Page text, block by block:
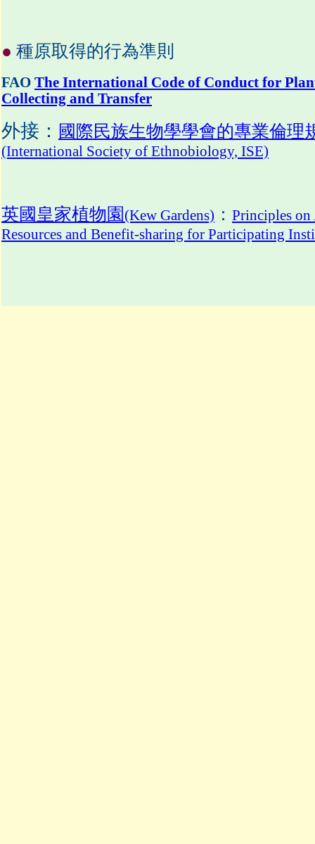
● 種原取得的行為準則
FAO The International Code of Conduct for
Collecting and Transfer
外接： 國際民族生物學學會的專業倫理
(International Society of Ethnobiology, ISE)
英國皇家植物園 (Kew Gardens) ： Principles on
Resources and Benefit-sharing for Participating